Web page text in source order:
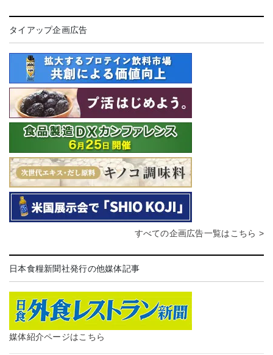
タイアップ企画広告
すべての企画広告一覧はこちら >
日本食糧新聞社発行の他媒体記事
媒体紹介ページはこちら